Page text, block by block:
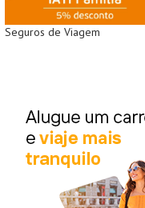
Seguros de Viagem